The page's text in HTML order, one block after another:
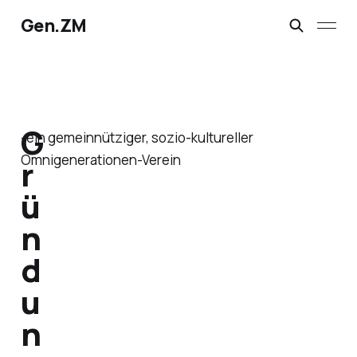
Gen.ZM
-ein gemeinnütziger, sozio-kultureller
Omnigenerationen-Verein
G
r
ü
n
d
u
n